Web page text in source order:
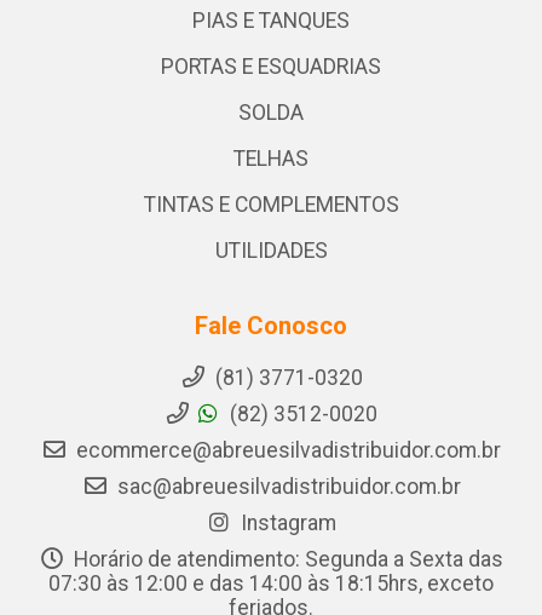
PIAS E TANQUES
PORTAS E ESQUADRIAS
SOLDA
TELHAS
TINTAS E COMPLEMENTOS
UTILIDADES
Fale Conosco
(81) 3771-0320
(82) 3512-0020
ecommerce@abreuesilvadistribuidor.com.br
sac@abreuesilvadistribuidor.com.br
Instagram
Horário de atendimento: Segunda a Sexta das
07:30 às 12:00 e das 14:00 às 18:15hrs, exceto
feriados.